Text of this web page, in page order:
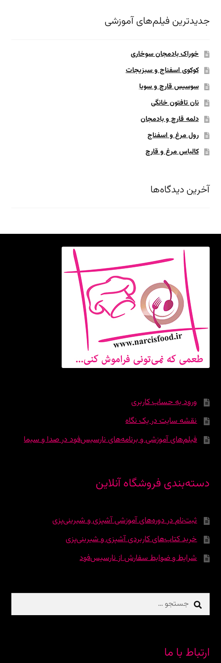
جدیدترین فیلم‌های آموزشی
خوراک بادمجان سوخاری
کوکوی اسفناج و سبزیجات
سوسیس قارچ و سویا
نان تافتون خانگی
دلمه قارچ و بادمجان
رول مرغ و اسفناج
کالباس مرغ و قارچ
آخرین دیدگاه‌ها
ورود به حساب کاربری
نقشه سایت در یک نگاه
فیلم‌های آموزشی و برنامه‌های نارسیس‌فود در صدا و سیما
دسته‌بندی فروشگاه آنلاین
ثبت‌نام در دوره‌‌های آموزشی آشپزی و شیرینی‌پزی
خرید کتاب‌های کاربردی آشپزی و شیرینی‌پزی
شرایط و ضوابط سفارش از نارسیس‌فود
جستجو
برای:
ارتباط با ما